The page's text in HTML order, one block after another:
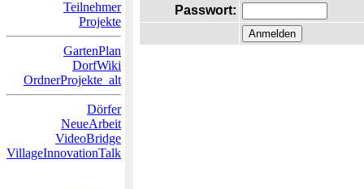
Teilnehmer
Projekte
GartenPlan
DorfWiki
OrdnerProjekte_alt
Dörfer
NeueArbeit
VideoBridge
VillageInnovationTalk
Passwort: